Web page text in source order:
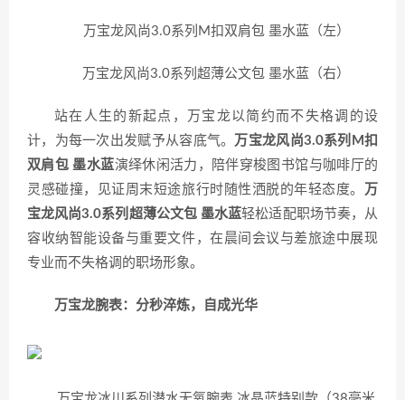
万宝龙风尚3.0系列M扣双肩包 墨水蓝（左）
万宝龙风尚3.0系列超薄公文包 墨水蓝（右）
站在人生的新起点，万宝龙以简约而不失格调的设
计，为每一次出发赋予从容底气。
万宝龙风尚3.0系列M扣
双肩包 墨水蓝演绎休闲活力，陪伴穿梭图书馆与咖啡厅的
灵感碰撞，见证周末短途旅行时随性洒脱的年轻态度。
万
宝龙风尚3.0系列超薄公文包 墨水蓝轻松适配职场节奏，从
容收纳智能设备与重要文件，在晨间会议与差旅途中展现
专业而不失格调的职场形象。
万宝龙腕表：分秒淬炼，自成光华​